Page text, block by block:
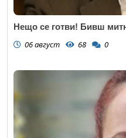
Нещо се готви! Бивш
06 август 68 0